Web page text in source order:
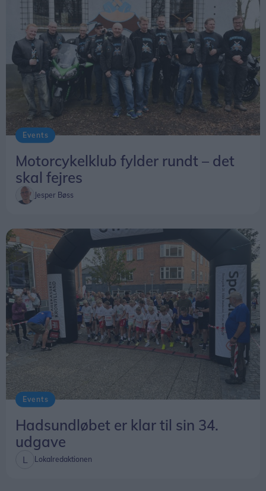
Events
Motorcykelklub fylder rundt – det
skal fejres
Jesper Bøss
Events
Hadsundløbet er klar til sin 34.
udgave
Lokalredaktionen